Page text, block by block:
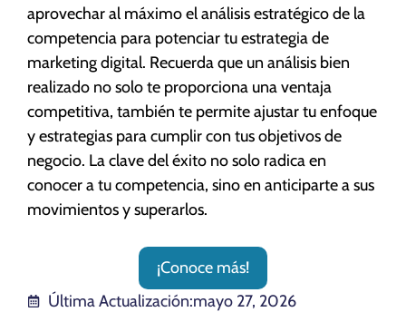
aprovechar al máximo el análisis estratégico de la
competencia para potenciar tu estrategia de
marketing digital. Recuerda que un análisis bien
realizado no solo te proporciona una ventaja
competitiva, también te permite ajustar tu enfoque
y estrategias para cumplir con tus objetivos de
negocio. La clave del éxito no solo radica en
conocer a tu competencia, sino en anticiparte a sus
movimientos y superarlos.
¡Conoce más!
Última Actualización:mayo 27, 2026